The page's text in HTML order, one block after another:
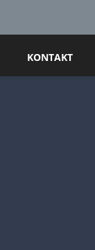
KONTAKT